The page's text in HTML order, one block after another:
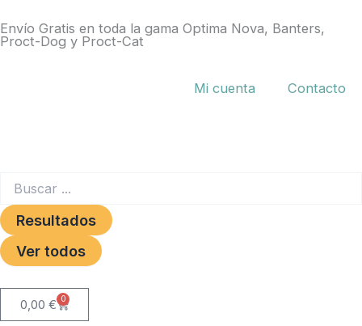
al
contenido
Envío Gratis en toda la gama Optima Nova, Banters,
Proct-Dog y Proct-Cat
Mi cuenta Contacto
Resultados
Ver todos
0,00 € 0
Carrito